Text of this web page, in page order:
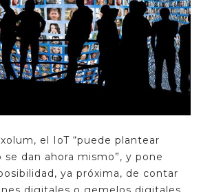
el IoT “puede plantear
se dan ahora mismo”, y pone
ya próxima, de contar